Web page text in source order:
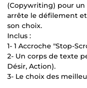
(Copywriting) pour
arrête le défilement
son choix.
Inclus :
1- 1 Accroche "Stop-
2- Un corps de texte
Désir, Action).
3- Le choix des